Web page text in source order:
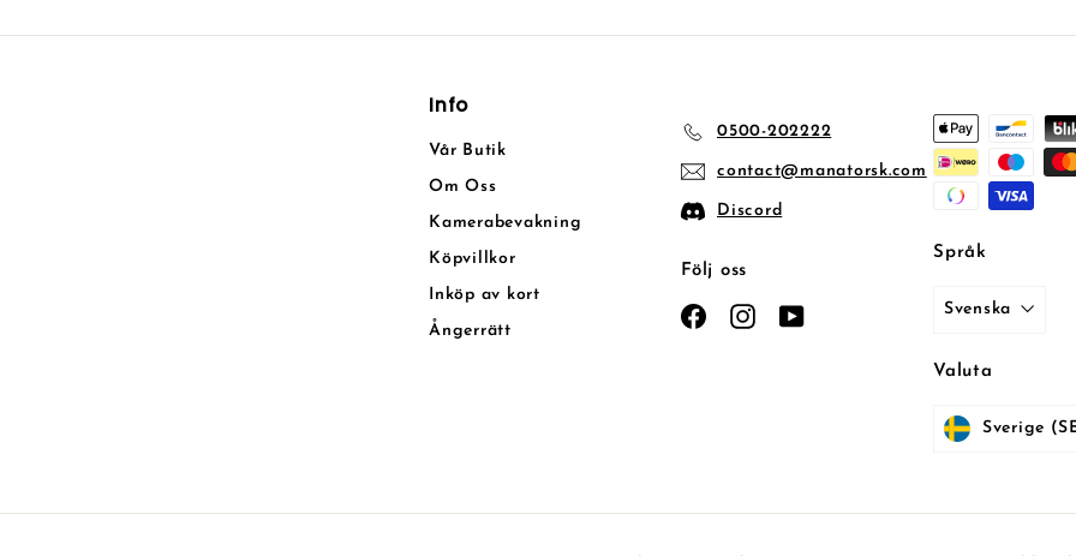
Info
Vår Butik
Om Oss
Kamerabevakning
Köpvillkor
Inköp av kort
Ångerrätt
0500-202222
contact@manatorsk.com
Discord
Följ oss
FacebookInstagram
Språk
Svenska
Valuta